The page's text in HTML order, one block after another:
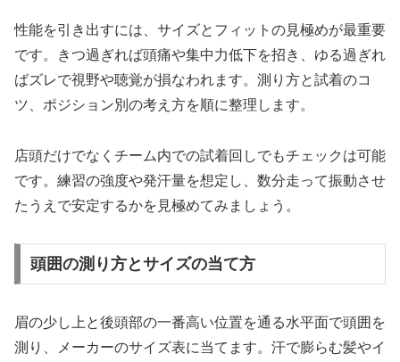
性能を引き出すには、サイズとフィットの見極めが最重要
です。きつ過ぎれば頭痛や集中力低下を招き、ゆる過ぎれ
ばズレで視野や聴覚が損なわれます。測り方と試着のコ
ツ、ポジション別の考え方を順に整理します。
店頭だけでなくチーム内での試着回しでもチェックは可能
です。練習の強度や発汗量を想定し、数分走って振動させ
たうえで安定するかを見極めてみましょう。
頭囲の測り方とサイズの当て方
眉の少し上と後頭部の一番高い位置を通る水平面で頭囲を
測り、メーカーのサイズ表に当てます。汗で膨らむ髪やイ